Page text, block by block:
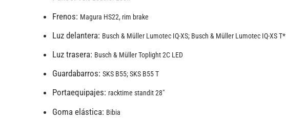
Frenos: Magura HS22, rim brake
Luz delantera: Busch & Müller Lumotec IQ-XS; Busch & Müller Lumotec IQ-XS T*
Luz trasera: Busch & Müller Toplight 2C LED
Guardabarros: SKS B55; SKS B55 T
Portaequipajes: racktime standit 28″
Goma elástica: Bibia